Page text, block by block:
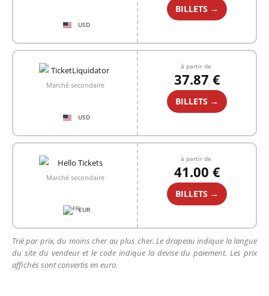
USD
BILLETS →
Marché secondaire
USD
à partir de
37.87 €
BILLETS →
Marché secondaire
EUR
à partir de
41.00 €
BILLETS →
Trié par prix, du moins cher au plus cher. Le drapeau indique la langue
du site du vendeur et le code indique la devise du paiement. Les prix
affichés sont convertis en euro.